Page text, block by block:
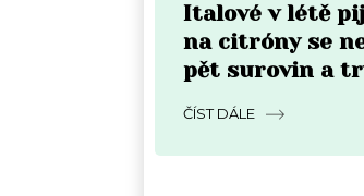
Italové v létě
na citróny se
pět surovin a
ČÍST DÁLE